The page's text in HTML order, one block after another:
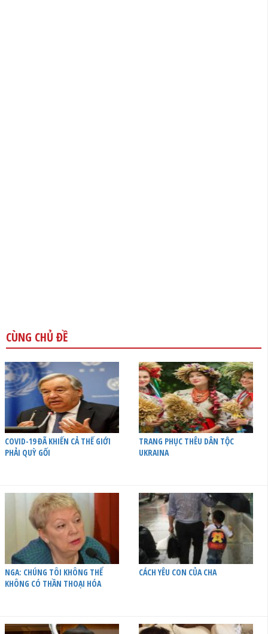
CÙNG CHỦ ĐỀ
COVID-19 ĐÃ KHIẾN CẢ THẾ GIỚI
PHẢI QUỲ GỐI
TRANG PHỤC THÊU DÂN TỘC
UKRAINA
NGA: CHÚNG TÔI KHÔNG THỂ
KHÔNG CÓ THẦN THOẠI HÓA
CÁCH YÊU CON CỦA CHA